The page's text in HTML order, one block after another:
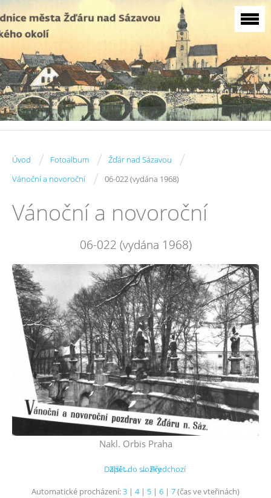
Úvod / Fotoalbum / Žďár nad Sázavou /
Vánoční a novoroční / 06-022 (vydána 1968)
Vánoční a novoroční
06-022 (vydána 1968)
Nakl. Orbis Praha
← Předchozí
Další →
Zpět do složky
Automatické procházení:3 | 4| 5 | 6 | 7(čas ve vteřinách)